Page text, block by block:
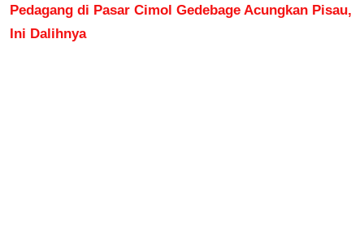
Pedagang di Pasar Cimol Gedebage Acungkan Pisau,
Ini Dalihnya